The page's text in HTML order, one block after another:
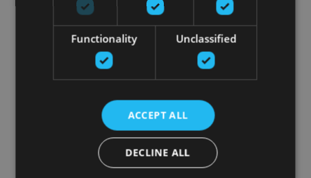
Functionality Unclassified
ACCEPT ALL
DECLINE ALL